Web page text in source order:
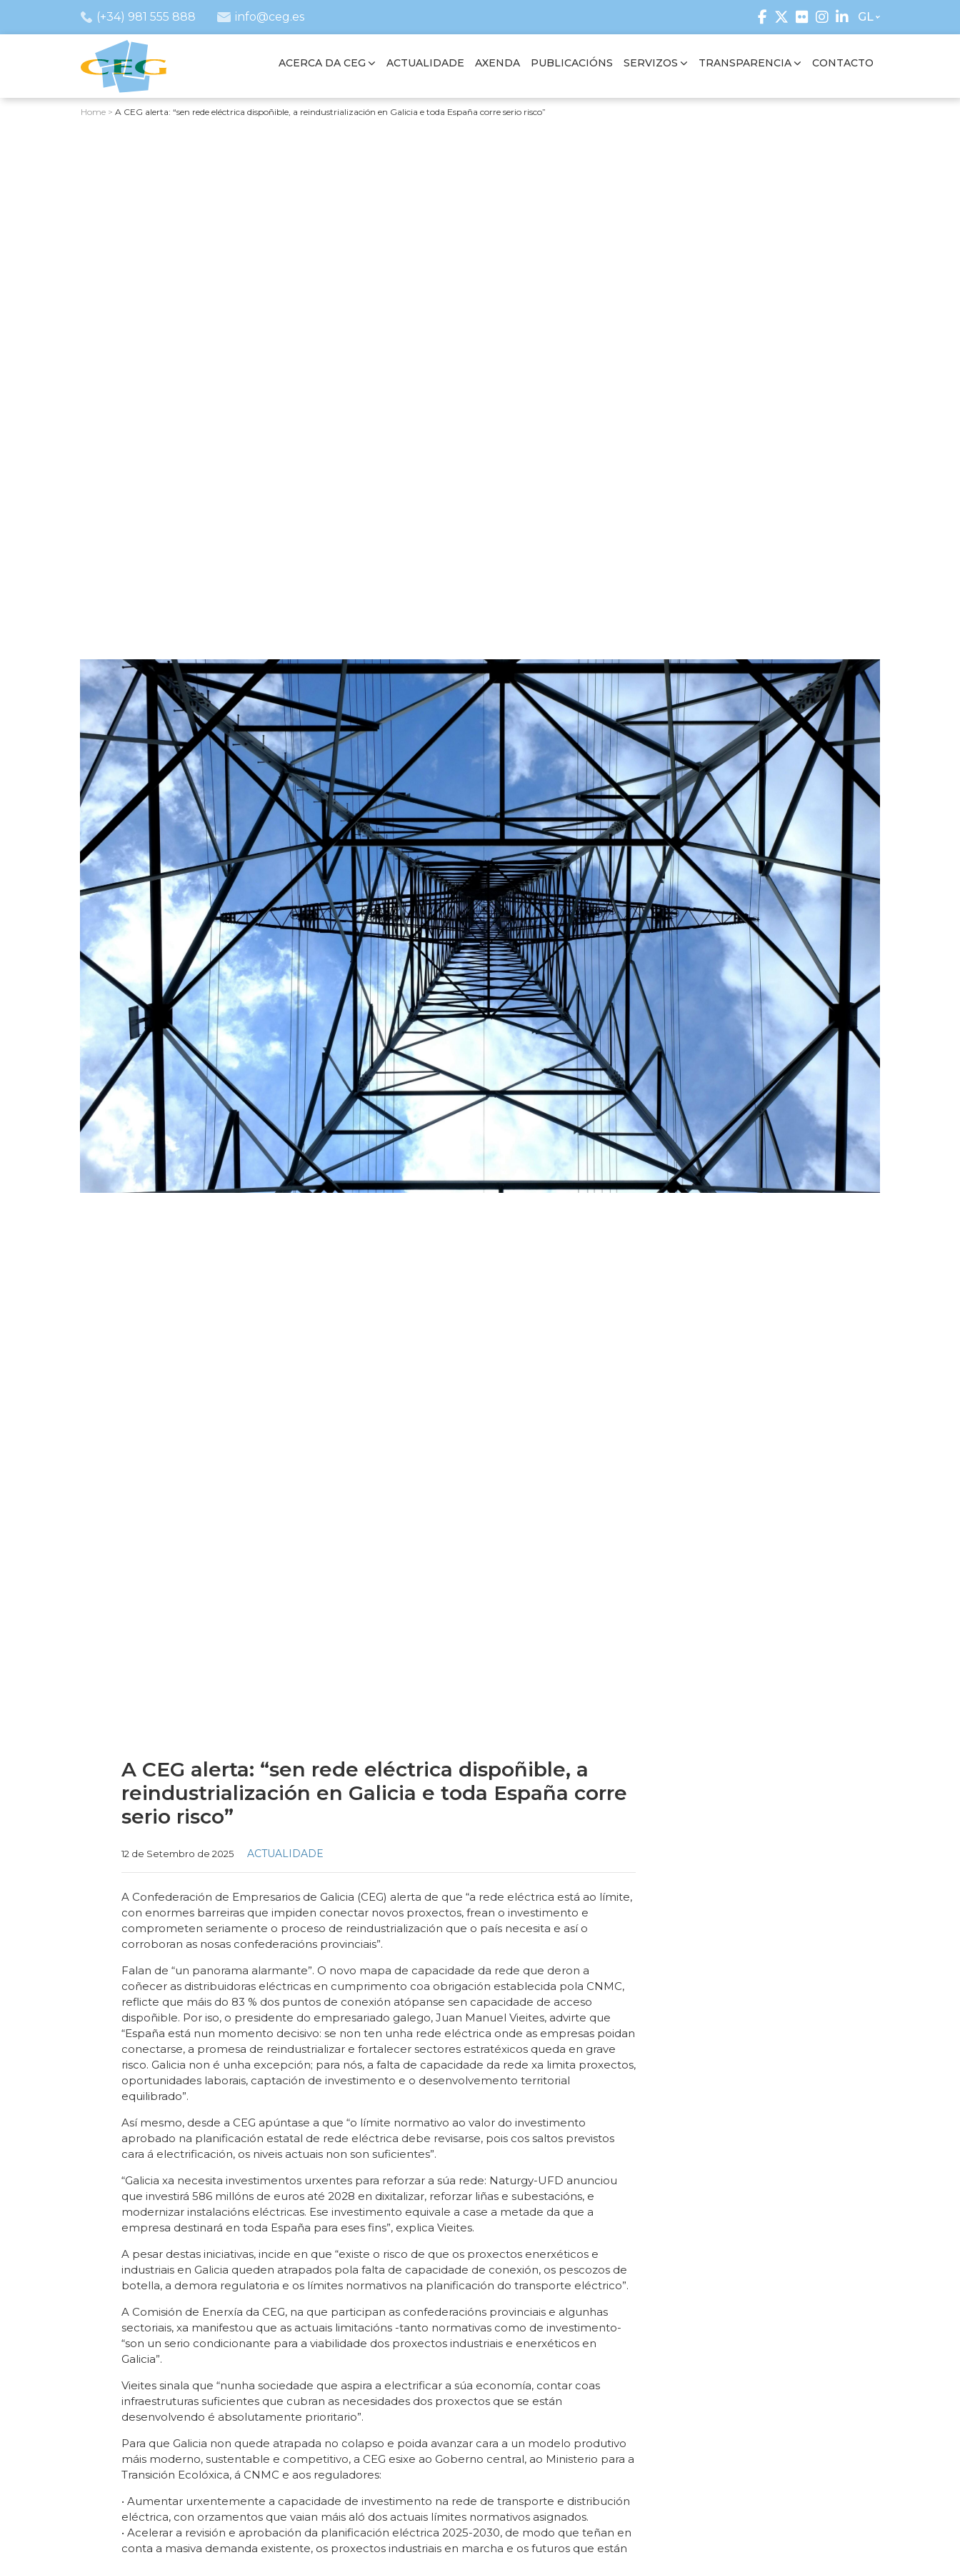
(+34) 981 555 888 info@ceg.es GL
ACERCA DA CEG ACTUALIDADE AXENDA PUBLICACIÓNS SERVIZOS TRANSPARENCIA CONTACTO
Home >A CEG alerta: “sen rede eléctrica dispoñible, a reindustrialización en Galicia e toda España corre serio risco”
A CEG alerta: “sen rede eléctrica dispoñible, a
reindustrialización en Galicia e toda España corre
serio risco”
12 de Setembro de 2025 Categories
ACTUALIDADE
A Confederación de Empresarios de Galicia (CEG) alerta de que “a rede eléctrica está ao límite,
con enormes barreiras que impiden conectar novos proxectos, frean o investimento e
comprometen seriamente o proceso de reindustrialización que o país necesita e así o
corroboran as nosas confederacións provinciais”.
Falan de “un panorama alarmante”. O novo mapa de capacidade da rede que deron a
coñecer as distribuidoras eléctricas en cumprimento coa obrigación establecida pola CNMC,
reflicte que máis do 83 % dos puntos de conexión atópanse sen capacidade de acceso
dispoñible. Por iso, o presidente do empresariado galego, Juan Manuel Vieites, advirte que
“España está nun momento decisivo: se non ten unha rede eléctrica onde as empresas poidan
conectarse, a promesa de reindustrializar e fortalecer sectores estratéxicos queda en grave
risco. Galicia non é unha excepción; para nós, a falta de capacidade da rede xa limita proxectos,
oportunidades laborais, captación de investimento e o desenvolvemento territorial
equilibrado”.
Así mesmo, desde a CEG apúntase a que “o límite normativo ao valor do investimento
aprobado na planificación estatal de rede eléctrica debe revisarse, pois cos saltos previstos
cara á electrificación, os niveis actuais non son suficientes”.
“Galicia xa necesita investimentos urxentes para reforzar a súa rede: Naturgy-UFD anunciou
que investirá 586 millóns de euros até 2028 en dixitalizar, reforzar liñas e subestacións, e
modernizar instalacións eléctricas. Ese investimento equivale a case a metade da que a
empresa destinará en toda España para eses fins”, explica Vieites.
A pesar destas iniciativas, incide en que “existe o risco de que os proxectos enerxéticos e
industriais en Galicia queden atrapados pola falta de capacidade de conexión, os pescozos de
botella, a demora regulatoria e os límites normativos na planificación do transporte eléctrico”.
A Comisión de Enerxía da CEG, na que participan as confederacións provinciais e algunhas
sectoriais, xa manifestou que as actuais limitacións -tanto normativas como de investimento-
“son un serio condicionante para a viabilidade dos proxectos industriais e enerxéticos en
Galicia”.
Vieites sinala que “nunha sociedade que aspira a electrificar a súa economía, contar coas
infraestruturas suficientes que cubran as necesidades dos proxectos que se están
desenvolvendo é absolutamente prioritario”.
Para que Galicia non quede atrapada no colapso e poida avanzar cara a un modelo produtivo
máis moderno, sustentable e competitivo, a CEG esixe ao Goberno central, ao Ministerio para a
Transición Ecolóxica, á CNMC e aos reguladores:
• Aumentar urxentemente a capacidade de investimento na rede de transporte e distribución
eléctrica, con orzamentos que vaian máis aló dos actuais límites normativos asignados.
• Acelerar a revisión e aprobación da planificación eléctrica 2025-2030, de modo que teñan en
conta a masiva demanda existente, os proxectos industriais en marcha e os futuros que están